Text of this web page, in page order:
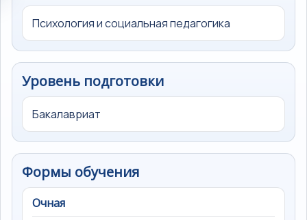
Психология и социальная педагогика
Уровень подготовки
Бакалавриат
Формы обучения
Очная